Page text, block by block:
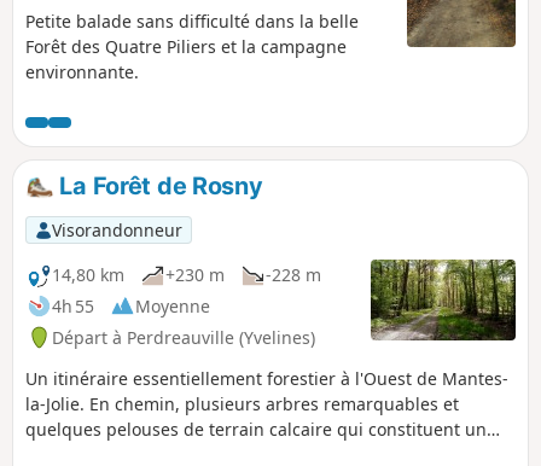
Petite balade sans difficulté dans la belle
Forêt des Quatre Piliers et la campagne
environnante.
La Forêt de Rosny
Visorandonneur
14,80 km
+230 m
-228 m
4h 55
Moyenne
Départ à Perdreauville (Yvelines)
Un itinéraire essentiellement forestier à l'Ouest de Mantes-
la-Jolie. En chemin, plusieurs arbres remarquables et
quelques pelouses de terrain calcaire qui constituent un